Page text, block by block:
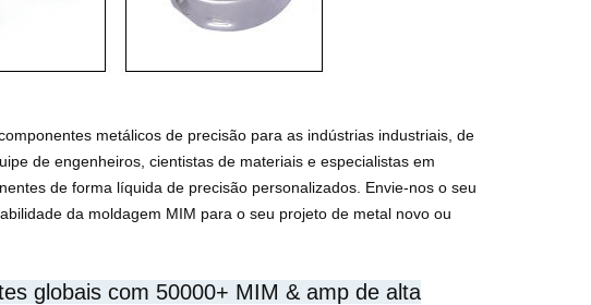
metálicos de precisão para as indústrias industriais, de
de engenheiros, cientistas de materiais e especialistas em
de forma líquida de precisão personalizados. Envie-nos o seu
da moldagem MIM para o seu projeto de metal novo ou
globais com 50000+ MIM & amp de alta